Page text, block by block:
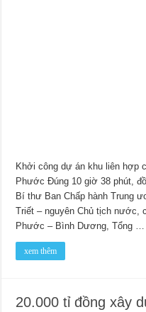
Khởi công dự án khu liên hợp
Phước Đúng 10 giờ 38 phút,
Bí thư Ban Chấp hành Trung
Triết – nguyên Chủ tịch nước,
Phước – Bình Dương, Tổng …
xem thêm
20.000 tỉ đồng xây